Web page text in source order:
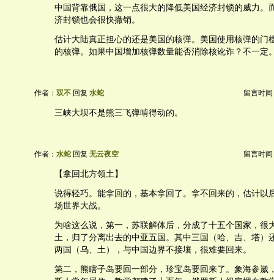
中国背靠俄国，这一点很大的降低美国经济封锁的威力。
济封锁也会很快撤销。
估计大陆真正担心的还是美国的核弹。美国使用核弹的门
的核弹。如果中国增加核弹数量能否消除核讹诈？不一定
作者： 双不 回复 水蛇 留言时间
三峡大坝不是熊三飞弹啃得动的。
作者： 水蛇 回复 无云夜空 留言时间
【拿回北方领土】
说得轻巧。能拿回的，基本拿回了。拿不回来的，估计以
场世界大战。
为啥这么说，第一，苏联解体后，分成了十五个国家，很
土，归了分离出去的中亚五国。其中三国（哈、吉、塔）
两国（乌、土），与中国边界不接壤，很难要回来。
第二，熊瞎子岛要回一部分，珍宝岛要回来了。象海参崴